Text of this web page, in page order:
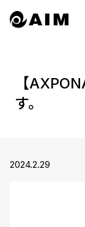
【
す。
2024.2.29